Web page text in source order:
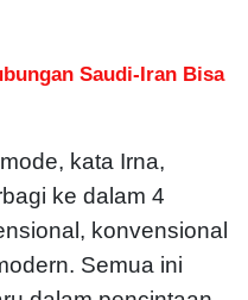
Saudi-Iran Bisa
kata Irna,
ke dalam 4
konvensional
Semua ini